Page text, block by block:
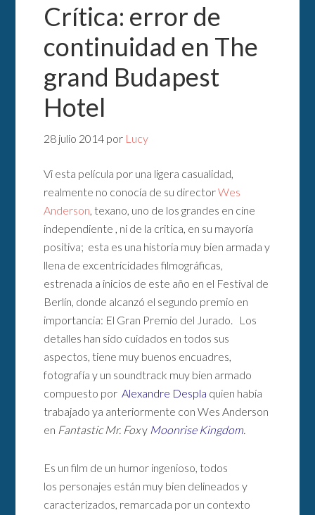
Crítica: error de
continuidad en The
grand Budapest
Hotel
28 julio 2014 por Lucy
Vi esta película por una ligera casualidad,
realmente no conocía de su directorWes
Anderson, texano, uno de los grandes en cine
independiente , ni de la critica, en su mayoría
positiva; esta es una historia muy bien armada y
llena de excentricidades filmográficas,
estrenada a inicios de este año en el Festival de
Berlín, donde alcanzó el segundo premio en
importancia: El Gran Premio del Jurado. Los
detalles han sido cuidados en todos sus
aspectos, tiene muy buenos encuadres,
fotografía y un soundtrack muy bien armado
compuesto por Alexandre Despla quien había
trabajado ya anteriormente con Wes Anderson
en Fantastic Mr. Foxy Moonrise Kingdom.
Es un film de un humor ingenioso, todos
los personajes están muy bien delineados y
caracterizados, remarcada por un contexto